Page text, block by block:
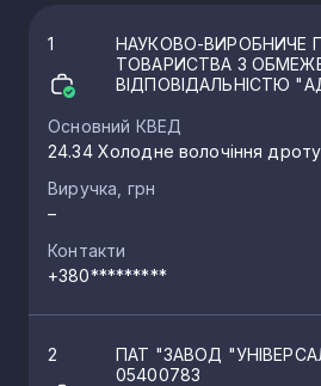
1
НАУКОВО-ВИРОБНИЧЕ
ТОВАРИСТВА З
ВІДПОВІДАЛЬНІСТЮ
Основний КВЕД
24.34 Холодне волочіння дроту
Виручка, грн
–
Контакти
+380*********
2 ПАТ "ЗАВОД
05400783